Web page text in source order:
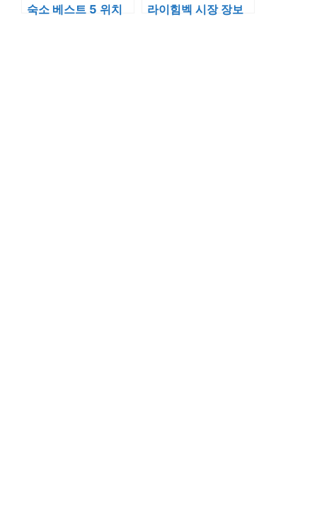
숙소 베스트 5 위치
라이힘벡 시장 장보